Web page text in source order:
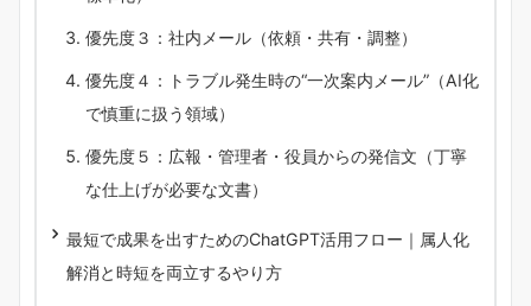
優先度３：社内メール（依頼・共有・調整）
優先度４：トラブル発生時の“一次案内メール”（AI化
で慎重に扱う領域）
優先度５：広報・管理者・役員からの発信文（丁寧
な仕上げが必要な文書）
最短で成果を出すためのChatGPT活用フロー｜属人化
解消と時短を両立するやり方